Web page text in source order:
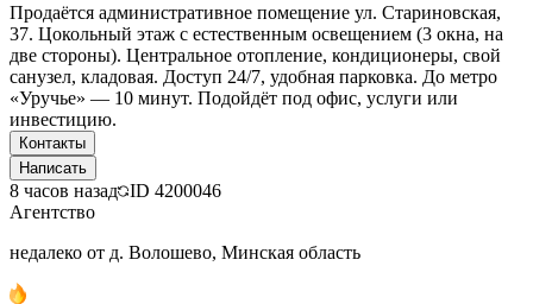
Продаётся административное помещение ул. Стариновская,
37. Цокольный этаж с естественным освещением (3 окна, на
две стороны). Центральное отопление, кондиционеры, свой
санузел, кладовая. Доступ 24/7, удобная парковка. До метро
«Уручье» — 10 минут. Подойдёт под офис, услуги или
инвестицию.
Контакты
Написать
8 часов назад ID 4200046
Агентство
недалеко от д. Волошево, Минская область